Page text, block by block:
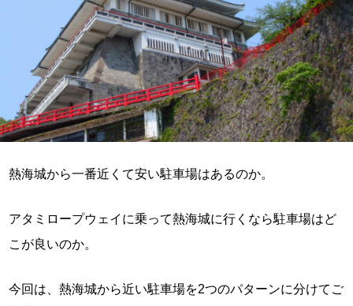
熱海城から一番近くて安い駐車場はあるのか。
アタミロープウェイに乗って熱海城に行くなら駐車場はど
こが良いのか。
今回は、熱海城から近い駐車場を2つのパターンに分けてご